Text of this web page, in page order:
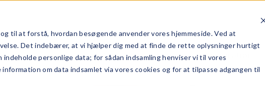
til at forstå, hvordan besøgende anvender vores hjemmeside. Ved at
Det indebærer, at vi hjælper dig med at finde de rette oplysninger hurtigt
personlige data; for sådan indsamling henviser vi til vores
information om data indsamlet via vores cookies og for at tilpasse adgangen til
Vores Koncept Inspiration